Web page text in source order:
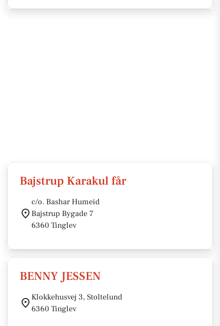
Bajstrup Karakul får
c/o. Bashar Humeid
Bajstrup Bygade 7
6360 Tinglev
BENNY JESSEN
Klokkehusvej 3, Stoltelund
6360 Tinglev